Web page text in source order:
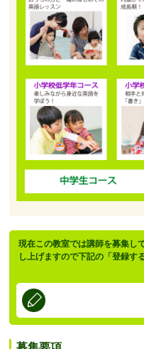
現在この教室では講師を募集し
し上げますので下記の「登録す